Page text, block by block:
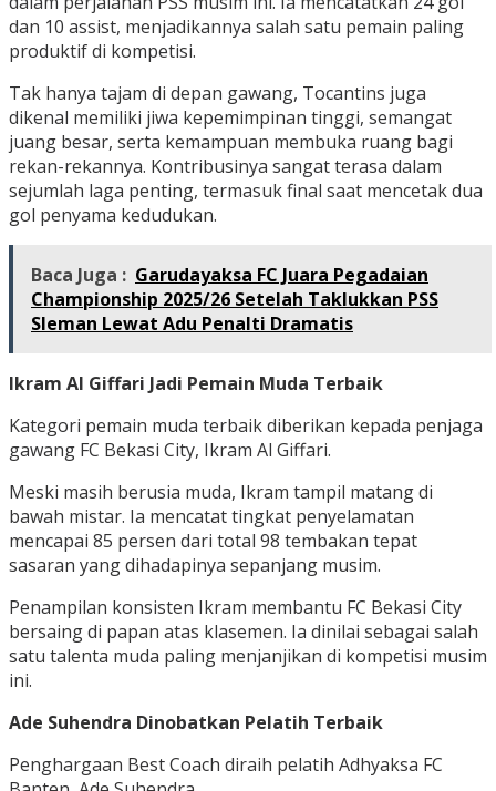
dan 10 assist, menjadikannya salah satu pemain paling
produktif di kompetisi.
Tak hanya tajam di depan gawang, Tocantins juga
dikenal memiliki jiwa kepemimpinan tinggi, semangat
juang besar, serta kemampuan membuka ruang bagi
rekan-rekannya. Kontribusinya sangat terasa dalam
sejumlah laga penting, termasuk final saat mencetak dua
gol penyama kedudukan.
Baca Juga : Garudayaksa FC Juara Pegadaian
Championship 2025/26 Setelah Taklukkan PSS
Sleman Lewat Adu Penalti Dramatis
Ikram Al Giffari Jadi Pemain Muda Terbaik
Kategori pemain muda terbaik diberikan kepada penjaga
gawang FC Bekasi City, Ikram Al Giffari.
Meski masih berusia muda, Ikram tampil matang di
bawah mistar. Ia mencatat tingkat penyelamatan
mencapai 85 persen dari total 98 tembakan tepat
sasaran yang dihadapinya sepanjang musim.
Penampilan konsisten Ikram membantu FC Bekasi City
bersaing di papan atas klasemen. Ia dinilai sebagai salah
satu talenta muda paling menjanjikan di kompetisi musim
ini.
Ade Suhendra Dinobatkan Pelatih Terbaik
Penghargaan Best Coach diraih pelatih Adhyaksa FC